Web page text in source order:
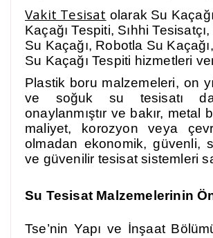
Vakit Tesisat olarak Su
Kaçağı Tespiti, Sıhhi
Su Kaçağı, Robotla Su
Su Kaçağı Tespiti hizmetleri
Plastik boru malzemeleri, on
ve soğuk su tesisatı
onaylanmıştır ve bakır, metal
maliyet, korozyon veya
olmadan ekonomik, güvenli,
ve güvenilir tesisat sistemleri
Su Tesisat Malzemelerinin
Tse’nin Yapı ve İnşaat